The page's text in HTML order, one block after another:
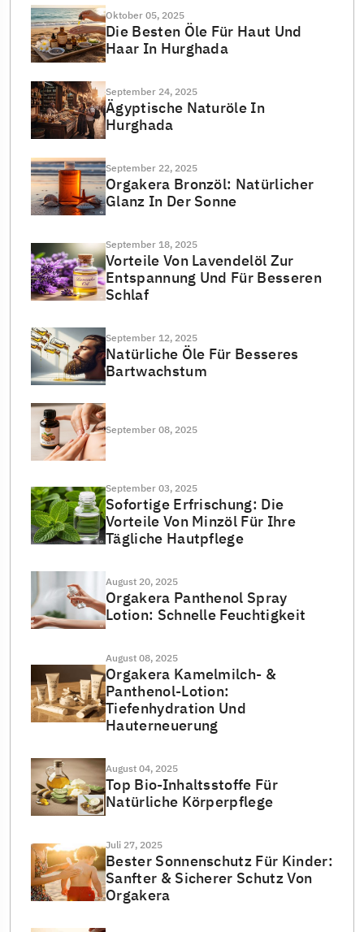
Oktober 05, 2025
Die Besten Öle Für Haut Und
Haar In Hurghada
September 24, 2025
Ägyptische Naturöle In
Hurghada
September 22, 2025
Orgakera Bronzöl: Natürlicher
Glanz In Der Sonne
September 18, 2025
Vorteile Von Lavendelöl Zur
Entspannung Und Für Besseren
Schlaf
September 12, 2025
Natürliche Öle Für Besseres
Bartwachstum
September 08, 2025
September 03, 2025
Sofortige Erfrischung: Die
Vorteile Von Minzöl Für Ihre
Tägliche Hautpflege
August 20, 2025
Orgakera Panthenol Spray
Lotion: Schnelle Feuchtigkeit
August 08, 2025
Orgakera Kamelmilch- &
Panthenol-Lotion:
Tiefenhydration Und
Hauterneuerung
August 04, 2025
Top Bio-Inhaltsstoffe Für
Natürliche Körperpflege
Juli 27, 2025
Bester Sonnenschutz Für Kinder:
Sanfter & Sicherer Schutz Von
Orgakera